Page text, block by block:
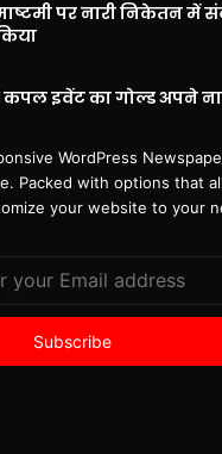
पर नारी निकेतन में
इवेंट का गोल्ड अपने
WordPress
Packed with options that
your website to your